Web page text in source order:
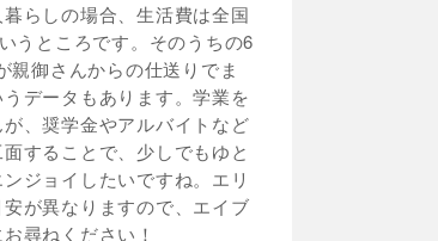
らしの場合、生活費は全国
うところです。そのうちの6
親御さんからの仕送りでま
データもあります。学業を
、奨学金やアルバイトなど
することで、少しでもゆと
ジョイしたいですね。エリ
が異なりますので、エイブ
尋ねください！